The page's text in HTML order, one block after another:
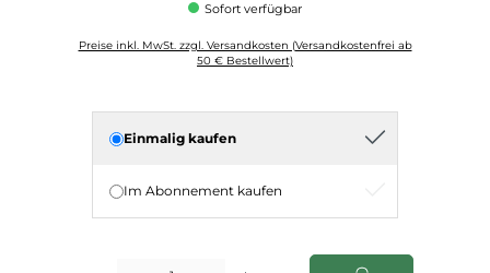
Sofort verfügbar
Preise inkl. MwSt. zzgl. Versandkosten (Versandkostenfrei ab
50 € Bestellwert)
Einmalig kaufen
Im Abonnement kaufen
Produkt Anzahl: Gib den gewünschten Wert ein oder benutze die